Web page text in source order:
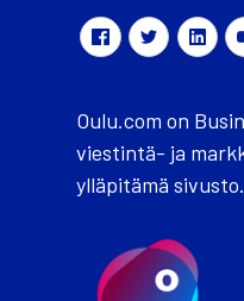
Oulu.com on
viestintä- ja
ylläpitämä sivusto.